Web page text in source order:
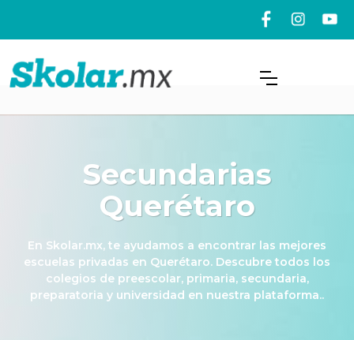
Secundarias
Querétaro
En Skolar.mx, te ayudamos a encontrar las mejores
escuelas privadas en Querétaro. Descubre todos los
colegios de preescolar, primaria, secundaria,
preparatoria y universidad en nuestra plataforma..